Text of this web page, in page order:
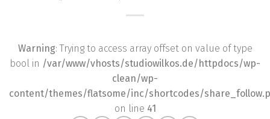
Warning: Trying to access array offset on value of type
bool in /var/www/vhosts/studiowilkos.de/httpdocs/wp-
clean/wp-
content/themes/flatsome/inc/shortcodes/
on line 41